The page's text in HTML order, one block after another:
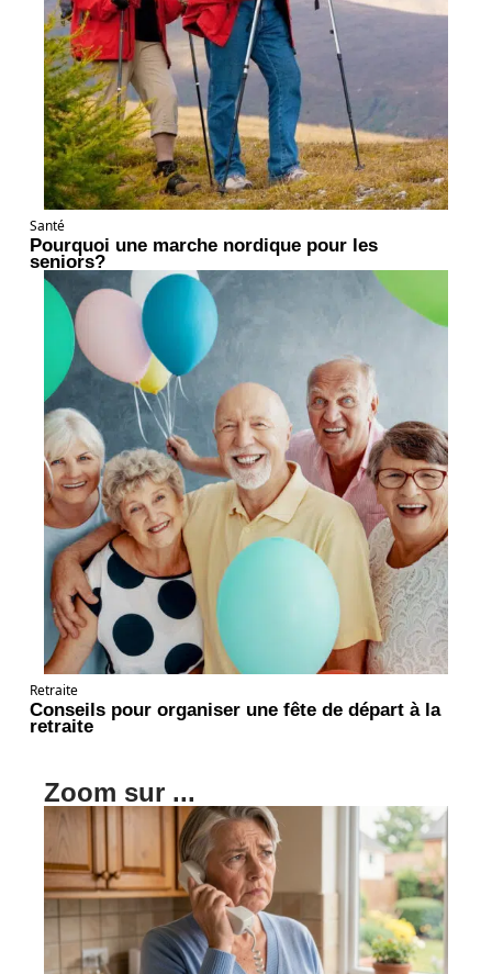
Santé
Pourquoi une marche nordique pour les
seniors?
Retraite
Conseils pour organiser une fête de départ à la
retraite
Zoom sur ...